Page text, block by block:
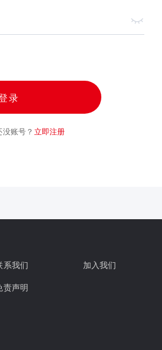
录
没账号？ 立即注册
系我们
加入我们
责声明